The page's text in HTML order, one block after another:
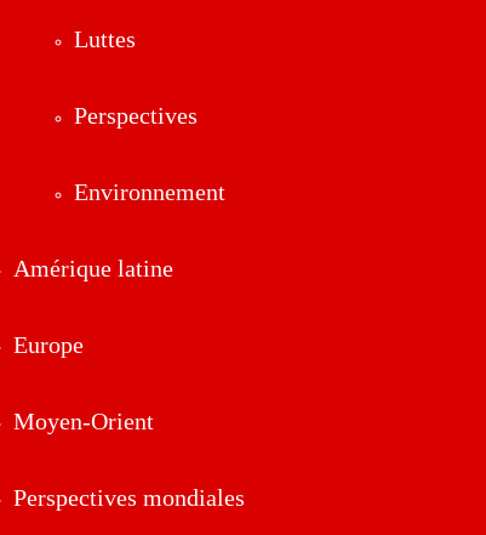
Luttes
Perspectives
Environnement
Amérique latine
Europe
Moyen-Orient
Perspectives mondiales